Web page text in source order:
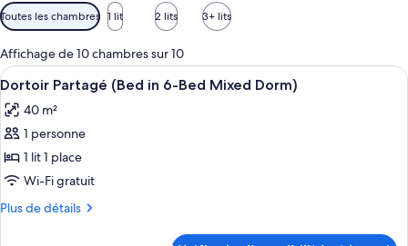
Filtres
disponibles
pour
les
chambres
Toutes les chambres 1 lit 2 lits 3+ lits
Affichage de 10 chambres sur 10
Afficher
toutes
les
photos
pour
ce
type
Fer et planche à repasser, Wi-Fi
1
Dortoir Partagé (Bed in 6-Bed Mixed Dorm)
40 m²
1 personne
1 lit 1 place
Wi-Fi gratuit
Plus de détails
Plus